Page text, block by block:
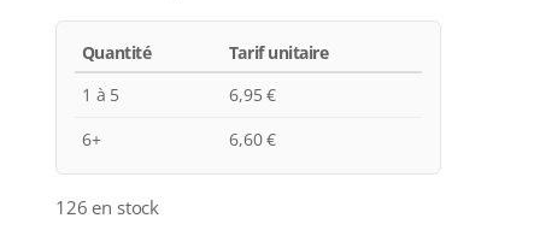
Quantité
Tarif unitaire
1 à 5
6,95€
6+
6,60€
126 en stock